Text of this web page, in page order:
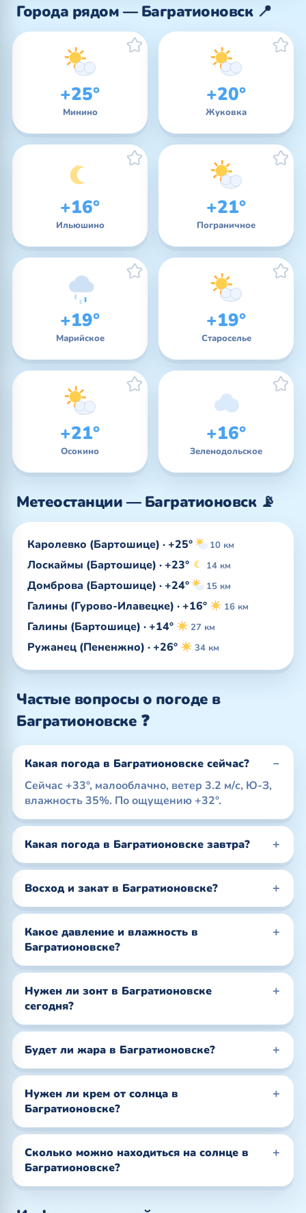
Города рядом — Багратионовск 📍
+25°
Минино
+20°
Жуковка
+16°
Ильюшино
+21°
Пограничное
+19°
Марийское
+19°
Староселье
+21°
Осокино
+16°
Зеленодольское
Метеостанции — Багратионовск 📡
Каролевко (Бартошице) · +25° 10 км
Лоскаймы (Бартошице) · +23° 14 км
Домброва (Бартошице) · +24° 15 км
Галины (Гурово-Илавецке) · +16° 16 км
Галины (Бартошице) · +14° 27 км
Ружанец (Пененжно) · +26° 34 км
Частые вопросы о погоде в
Багратионовске ❓
Какая погода в Багратионовске сейчас?
Сейчас +33°, малооблачно, ветер 3.2 м/с, Ю-З,
влажность 35%. По ощущению +32°.
Какая погода в Багратионовске завтра?
Восход и закат в Багратионовске?
Какое давление и влажность в
Багратионовске?
Нужен ли зонт в Багратионовске
сегодня?
Будет ли жара в Багратионовске?
Нужен ли крем от солнца в
Багратионовске?
Сколько можно находиться на солнце в
Багратионовске?